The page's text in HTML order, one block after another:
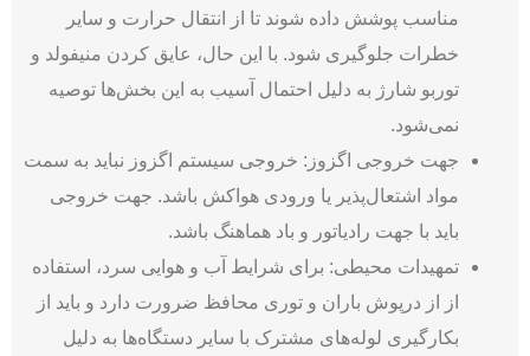
مناسب پوشش داده شوند تا از انتقال حرارت و سایر
خطرات جلوگیری شود. با این حال، عایق کردن منیفولد و
توربو شارژ به دلیل احتمال آسیب به این بخش­‌ها توصیه
نمی‌شود.
جهت خروجی اگزوز: خروجی سیستم اگزوز نباید به سمت
مواد اشتعال‌پذیر یا ورودی هواکش باشد. جهت خروجی
باید با جهت رادیاتور و باد هماهنگ باشد.
تمهیدات محیطی: برای شرایط آب و هوایی سرد، استفاده
از از درپوش باران و توری محافظ ضرورت دارد و باید از
بکارگیری لوله‌های مشترک با سایر دستگاه‌ها به دلیل